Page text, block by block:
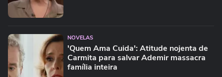
NOVELAS
'Quem Ama Cuida': Atitude nojenta de
Carmita para salvar Ademir massacra
família inteira